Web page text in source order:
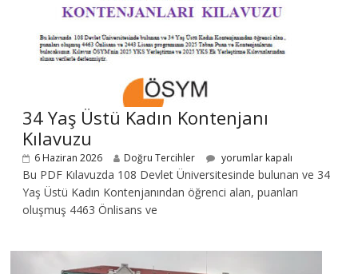
34 Yaş Üstü Kadın Kontenjanı
Kılavuzu
6 Haziran 2026 Doğru Tercihler yorumlar kapalı
Bu PDF Kılavuzda 108 Devlet Üniversitesinde bulunan ve 34
Yaş Üstü Kadın Kontenjanından öğrenci alan, puanları
oluşmuş 4463 Önlisans ve